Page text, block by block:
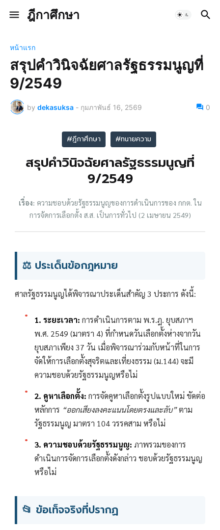
ฎีกาศึกษา
หน้าแรก
สรุปคำวินิจฉัยศาลรัฐธรรมนูญที่
9/2549
by dekasuksa - กุมภาพันธ์ 16, 2569 0
#ฎีกาศึกษา #ทนายความ
สรุปคำวินิจฉัยศาลรัฐธรรมนูญที่
9/2549
เรื่อง: ความชอบด้วยรัฐธรรมนูญของการดำเนินการของ กกต. ใน
การจัดการเลือกตั้ง ส.ส. เป็นการทั่วไป (2 เมษายน 2549)
⚖️ ประเด็นข้อกฎหมาย
ศาลรัฐธรรมนูญได้พิจารณาประเด็นสำคัญ 3 ประการ ดังนี้:
1. ระยะเวลา: การดำเนินการตาม พ.ร.ฎ. ยุบสภาฯ
พ.ศ. 2549 (มาตรา 4) ที่กำหนดวันเลือกตั้งห่างจากวัน
ยุบสภาเพียง 37 วัน เมื่อพิจารณาร่วมกับหน้าที่ในการ
จัดให้การเลือกตั้งสุจริตและเที่ยงธรรม (ม.144) จะมี
ความชอบด้วยรัฐธรรมนูญหรือไม่
2. คูหาเลือกตั้ง: การจัดคูหาเลือกตั้งรูปแบบใหม่ ขัดต่อ
หลักการ “ออกเสียงลงคะแนนโดยตรงและลับ”ตาม
รัฐธรรมนูญ มาตรา 104 วรรคสาม หรือไม่
3. ความชอบด้วยรัฐธรรมนูญ: ภาพรวมของการ
ดำเนินการจัดการเลือกตั้งดังกล่าว ชอบด้วยรัฐธรรมนูญ
หรือไม่
📂 ข้อเท็จจริงที่ปรากฏ